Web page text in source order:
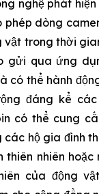
nghệ phát
dòng
vật trong thời
gửi qua ứng
có thể hành
đáng kể
có thể cung
hộ gia đình
thiên nhiên hoặc
của động